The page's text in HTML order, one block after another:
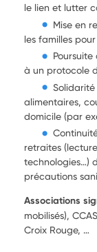
le lien et lutter
Mise en
les familles
à un protocole
Solidarité
alimentaires,
domicile (par
retraites
technologies…)
précautions
Associations
mobilisés),
Croix Rouge, …